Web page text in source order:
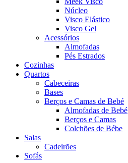
Núcleo
Visco Elástico
Visco Gel
Acessórios
Almofadas
Pés Estrados
Cozinhas
Quartos
Cabeceiras
Bases
Berços e Camas de Bebé
Almofadas de Bebé
Berços e Camas
Colchões de Bébe
Salas
Cadeirões
Sofás